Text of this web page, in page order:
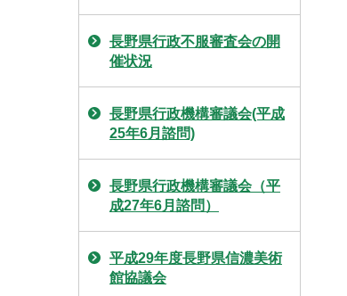
長野県行政不服審査会の開
催状況
長野県行政機構審議会(平成
25年6月諮問)
長野県行政機構審議会（平
成27年6月諮問）
平成29年度長野県信濃美術
館協議会